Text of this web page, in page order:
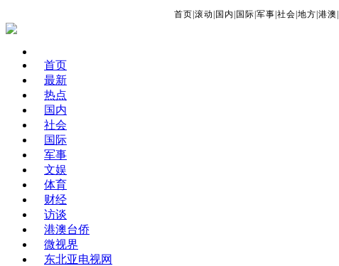
首页 滚动 国内 国际 军事 社会 地方 港澳
首页
最新
热点
国内
社会
国际
军事
文娱
体育
财经
访谈
港澳台侨
微视界
东北亚电视网